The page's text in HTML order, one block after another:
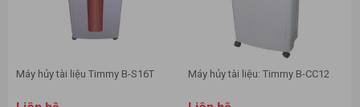
Máy hủy tài liệu Timmy B-S16T Máy hủy tài liệu: Timmy B-CC12